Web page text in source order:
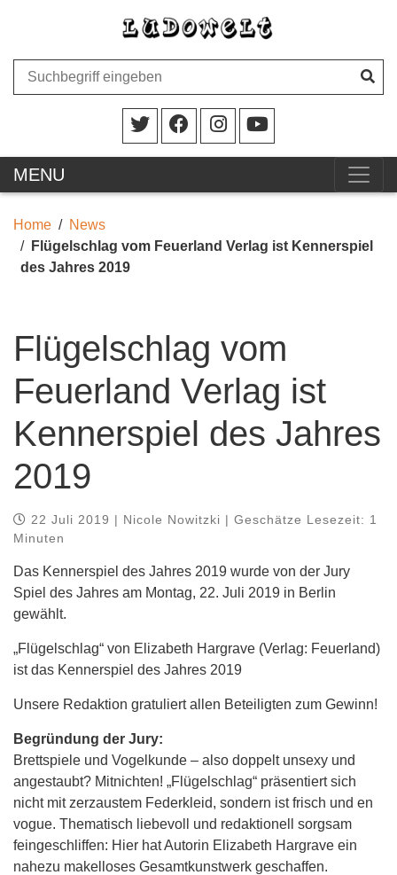
MENU
Home
News
Flügelschlag vom Feuerland Verlag ist Kennerspiel
des Jahres 2019
Flügelschlag vom
Feuerland Verlag ist
Kennerspiel des Jahres
2019
22 Juli 2019 | Nicole Nowitzki | Geschätze Lesezeit: 1
Minuten
Das Kennerspiel des Jahres 2019 wurde von der Jury
Spiel des Jahres am Montag, 22. Juli 2019 in Berlin
gewählt.
„Flügelschlag“ von Elizabeth Hargrave (Verlag: Feuerland)
ist das Kennerspiel des Jahres 2019
Unsere Redaktion gratuliert allen Beteiligten zum Gewinn!
Begründung der Jury:
Brettspiele und Vogelkunde – also doppelt unsexy und
angestaubt? Mitnichten! „Flügelschlag“ präsentiert sich
nicht mit zerzaustem Federkleid, sondern ist frisch und en
vogue. Thematisch liebevoll und redaktionell sorgsam
feingeschliffen: Hier hat Autorin Elizabeth Hargrave ein
nahezu makelloses Gesamtkunstwerk geschaffen.